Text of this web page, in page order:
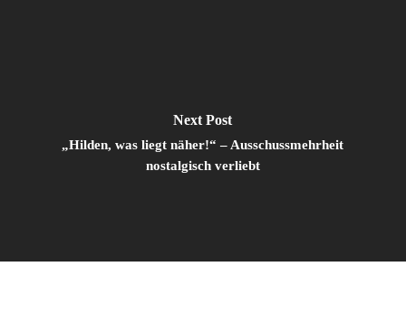
Next Post
„Hilden, was liegt näher!“ – Ausschussmehrheit
nostalgisch verliebt